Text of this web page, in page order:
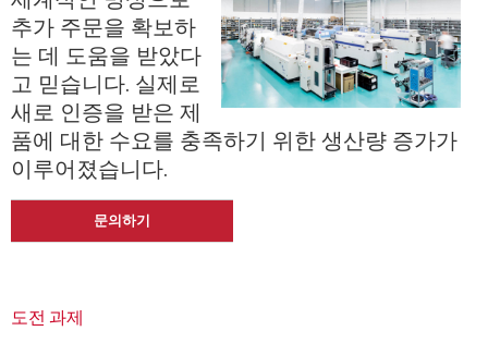
추가 주문을 확보하
는 데 도움을 받았다
고 믿습니다. 실제로
새로 인증을 받은 제
품에 대한 수요를 충족하기 위한 생산량 증가가
이루어졌습니다.
문의하기
도전 과제